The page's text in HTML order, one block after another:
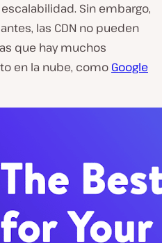
Sin embargo,
las CDN no pueden
que hay muchos
en la nube, como Google